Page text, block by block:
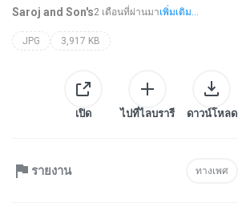
Saroj and Son's2 เดือนที่ผ่านมาเพิ่มเติม...
JPG 3,917 KB
เปิด ไปที่ไลบรารี ดาวน์โหลด
รายงาน ทางเพศ